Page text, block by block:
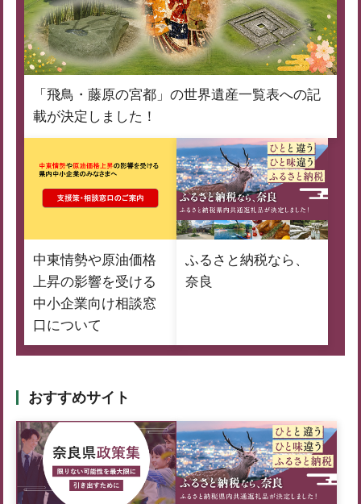
「飛鳥・藤原の宮都」の世界遺産一覧表への記
載が決定しました！
中東情勢や原油価格
上昇の影響を受ける
中小企業向け相談窓
口について
ふるさと納税なら、
奈良
おすすめサイト